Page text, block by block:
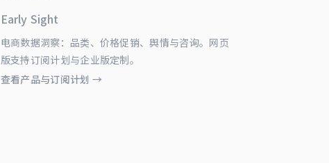
Early Sight
电商数据洞察：品类、价格促销、舆情与咨询。网页
版支持订阅计划与企业版定制。
查看产品与订阅计划 →